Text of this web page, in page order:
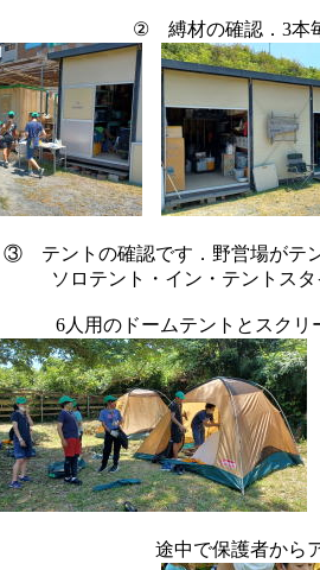
② 縛材の確認．3本
③ テントの確認です．野営場がテ
ソロテント・イン・テントス
6人用のドームテントとスクリ
途中で保護者から